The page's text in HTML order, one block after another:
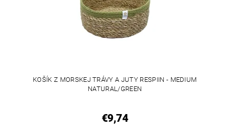
KOŠÍK Z MORSKEJ TRÁVY A JUTY RESPIIN - MEDIUM
NATURAL/GREEN
€9,74